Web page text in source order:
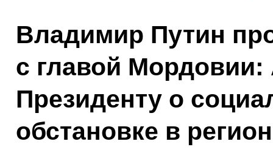
Владимир Путин
с главой
Президенту о
обстановке в